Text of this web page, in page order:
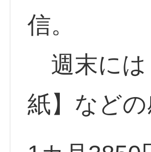
信。
週末には
紙】など